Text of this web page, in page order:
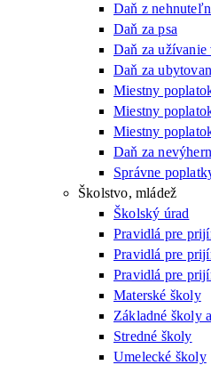
Daň z
Daň za psa
Daň za užívanie
Daň za
Miestny
Miestny
Miestny
Daň za
Správne
Školstvo, mládež
Školský úrad
Pravidlá pre
Pravidlá pre
Pravidlá pre
Materské školy
Základné školy
Stredné školy
Umelecké školy